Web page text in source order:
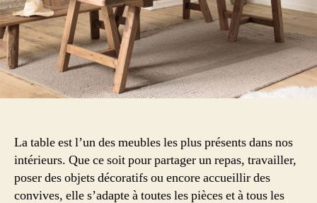
quotidien
La table est l’un des meubles les plus présents dans nos
intérieurs. Que ce soit pour partager un repas, travailler,
poser des objets décoratifs ou encore accueillir des
convives, elle s’adapte à toutes les pièces et à tous les